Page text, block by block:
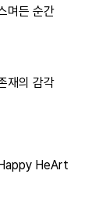
며든 순간
재의 감각
HeArt